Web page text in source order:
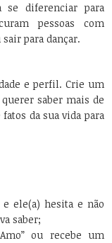
se diferenciar para
pessoas com
para dançar.
e perfil. Crie um
saber mais de
da sua vida para
ele(a) hesita e não
saber;
ou recebe um